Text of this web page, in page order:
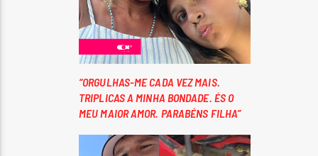
“ORGULHAS-ME CADA VEZ MAIS.
TRIPLICAS A MINHA BONDADE. ÉS O
MEU MAIOR AMOR. PARABÉNS FILHA”